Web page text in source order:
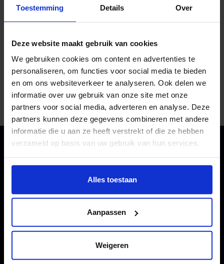
Toestemming Details Over
Deze website maakt gebruik van cookies
We gebruiken cookies om content en advertenties te
personaliseren, om functies voor social media te bieden
en om ons websiteverkeer te analyseren. Ook delen we
informatie over uw gebruik van onze site met onze
partners voor social media, adverteren en analyse. Deze
partners kunnen deze gegevens combineren met andere
informatie die u aan ze heeft verstrekt of die ze hebben
verzameld op basis van uw gebruik van hun services.
Wil je meer weten of de voorkeur aanpassen, bekijk dan
https://www.hku.nl/privacy-statement-en-
Alles toestaan
Aanpassen
Weigeren
Emma Branderhost
Film
Instagram
LinkedIn
IMDB
https://emmabranderhorst.com/
Meer van deze maker